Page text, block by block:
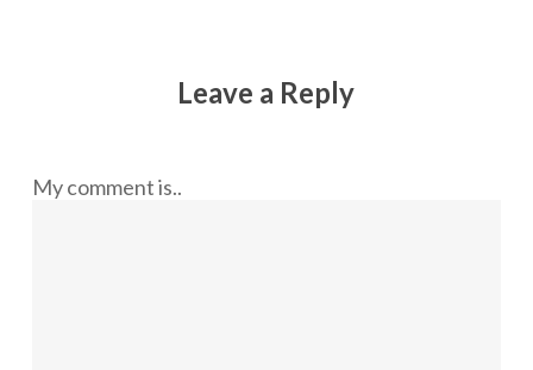
Leave a Reply
My comment is..